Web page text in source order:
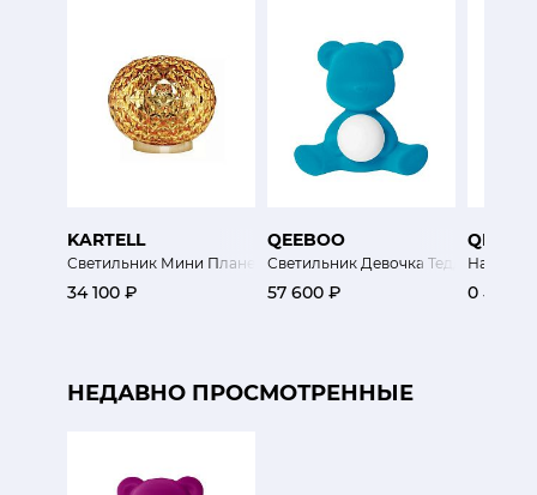
KARTELL
Светильник Мини Планета
34 100 ₽
QEEBOO
Светильник Девочка Тедди
57 600 ₽ 0 ₽
НЕДАВНО ПРОСМОТРЕННЫЕ